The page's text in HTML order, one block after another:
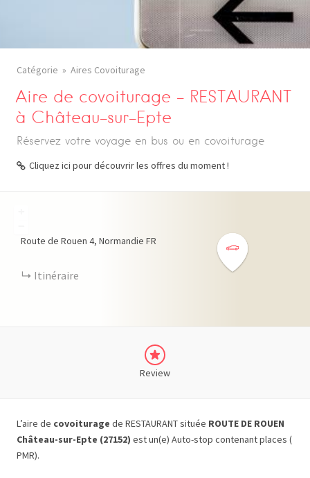
Catégorie Aires Covoiturage
Aire de covoiturage – RESTAURANT
à Château-sur-Epte
Réservez votre voyage en bus ou en covoiturage
Cliquez ici pour découvrir les offres du moment !
Route de Rouen 4 Normandie FR
Itinéraire
Review
L’aire de covoiturage de RESTAURANT située ROUTE DE ROUEN
Château-sur-Epte (27152) est un(e) Auto-stop contenant places (
PMR).